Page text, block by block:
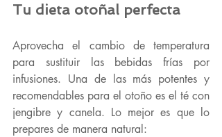
Tu dieta otoñal perfecta
Aprovecha el cambio de temperatura
infusiones. Una de las más potentes y
recomendables para el otoño es el té con
jengibre y canela. Lo mejor es que lo
prepares de manera natural: